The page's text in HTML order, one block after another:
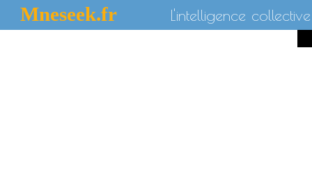
Mneseek.fr L'intelligence collective